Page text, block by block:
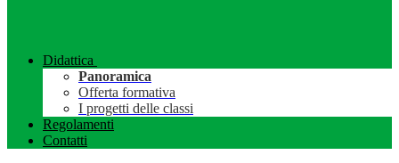
Didattica
Panoramica
Offerta formativa
I progetti delle classi
Regolamenti
Contatti